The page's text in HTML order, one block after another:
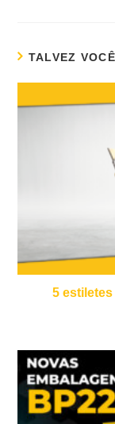
TALVEZ
5